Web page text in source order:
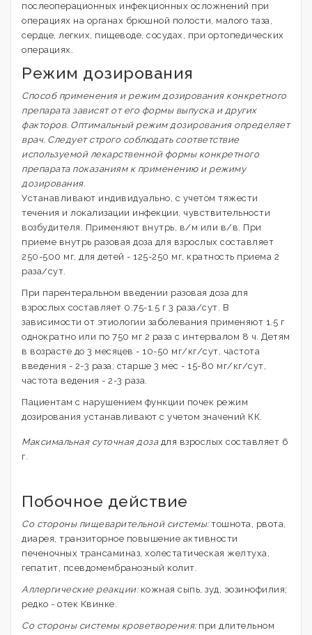
послеоперационных инфекционных осложнений при
операциях на органах брюшной полости, малого таза,
сердце, легких, пищеводе, сосудах, при ортопедических
операциях.
Режим дозирования
Способ применения и режим дозирования конкретного
препарата зависят от его формы выпуска и других
факторов. Оптимальный режим дозирования определяет
врач. Следует строго соблюдать соответствие
используемой лекарственной формы конкретного
препарата показаниям к применению и режиму
дозирования.
Устанавливают индивидуально, с учетом тяжести
течения и локализации инфекции, чувствительности
возбудителя. Применяют внутрь, в/м или в/в. При
приеме внутрь разовая доза для взрослых составляет
250-500 мг, для детей - 125-250 мг, кратность приема 2
раза/сут.
При парентеральном введении разовая доза для
взрослых составляет 0.75-1.5 г 3 раза/сут. В
зависимости от этиологии заболевания применяют 1.5 г
однократно или по 750 мг 2 раза с интервалом 8 ч. Детям
в возрасте до 3 месяцев - 10-50 мг/кг/сут, частота
введения - 2-3 раза; старше 3 мес - 15-80 мг/кг/сут,
частота ведения - 2-3 раза.
Пациентам с нарушением функции почек режим
дозирования устанавливают с учетом значений КК.
Максимальная суточная доза для взрослых составляет 6
г.
Побочное действие
Со стороны пищеварительной системы:тошнота, рвота,
диарея, транзиторное повышение активности
печеночных трансаминаз, холестатическая желтуха,
гепатит, псевдомембранозный колит.
Аллергические реакции:кожная сыпь, зуд, эозинофилия;
редко - отек Квинке.
Со стороны системы кроветворения:при длительном